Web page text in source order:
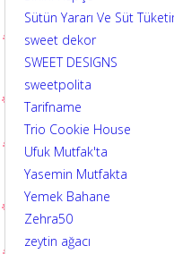
Sütün Yararı Ve Süt
sweet dekor
SWEET DESIGNS
sweetpolita
Tarifname
Trio Cookie House
Ufuk Mutfak'ta
Yasemin Mutfakta
Yemek Bahane
Zehra50
zeytin ağacı